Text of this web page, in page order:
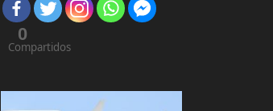
0
Compartidos